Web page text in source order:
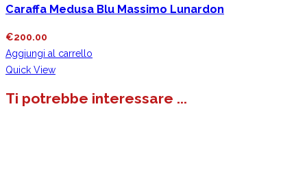
Caraffa Medusa Blu Massimo Lunardon
€200.00
Aggiungi al carrello
Quick View
Ti potrebbe interessare ...